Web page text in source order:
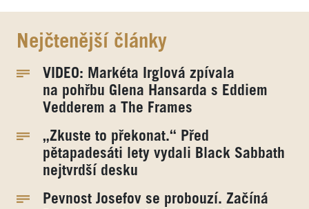
Nejčtenější články
VIDEO: Markéta Irglová zpívala
na pohřbu Glena Hansarda s Eddiem
Vedderem a The Frames
„Zkuste to překonat.“ Před
pětapadesáti lety vydali Black Sabbath
nejtvrdší desku
Pevnost Josefov se probouzí. Začíná